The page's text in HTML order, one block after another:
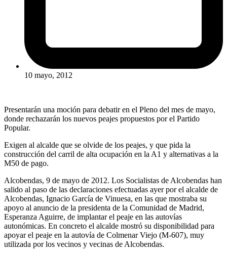
10 mayo, 2012
Presentarán una moción para debatir en el Pleno del mes de mayo,
donde rechazarán los nuevos peajes propuestos por el Partido
Popular.
Exigen al alcalde que se olvide de los peajes, y que pida la
construcción del carril de alta ocupación en la A1 y alternativas a la
M50 de pago.
Alcobendas, 9 de mayo de 2012. Los Socialistas de Alcobendas han
salido al paso de las declaraciones efectuadas ayer por el alcalde de
Alcobendas, Ignacio García de Vinuesa, en las que mostraba su
apoyo al anuncio de la presidenta de la Comunidad de Madrid,
Esperanza Aguirre, de implantar el peaje en las autovías
autonómicas. En concreto el alcalde mostró su disponibilidad para
apoyar el peaje en la autovía de Colmenar Viejo (M-607), muy
utilizada por los vecinos y vecinas de Alcobendas.